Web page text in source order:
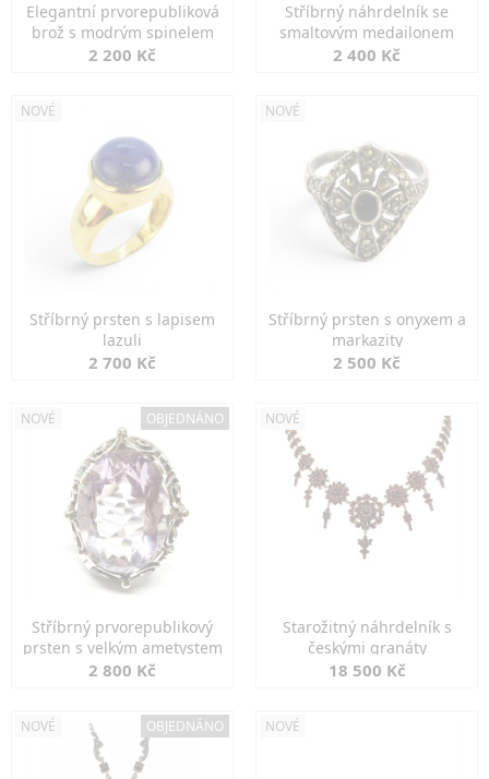
Elegantní prvorepubliková
brož s modrým spinelem
2 200 Kč
Stříbrný náhrdelník se
smaltovým medailonem
2 400 Kč
NOVÉ
Stříbrný prsten s lapisem
lazuli
2 700 Kč
NOVÉ
Stříbrný prsten s onyxem a
markazity
2 500 Kč
NOVÉ OBJEDNÁNO
Stříbrný prvorepublikový
prsten s velkým ametystem
2 800 Kč
NOVÉ
Starožitný náhrdelník s
českými granáty
18 500 Kč
NOVÉ OBJEDNÁNO NOVÉ